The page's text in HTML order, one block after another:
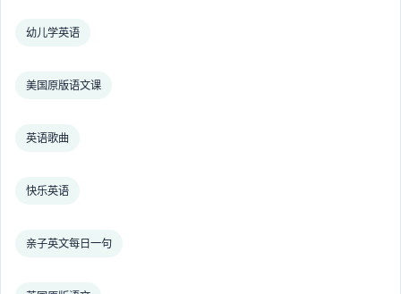
幼儿学英语
美国原版语文课
英语歌曲
快乐英语
亲子英文每日一句